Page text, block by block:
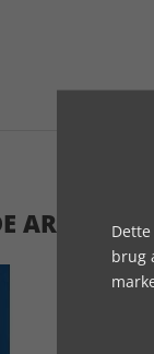
ARTIKLER
brug